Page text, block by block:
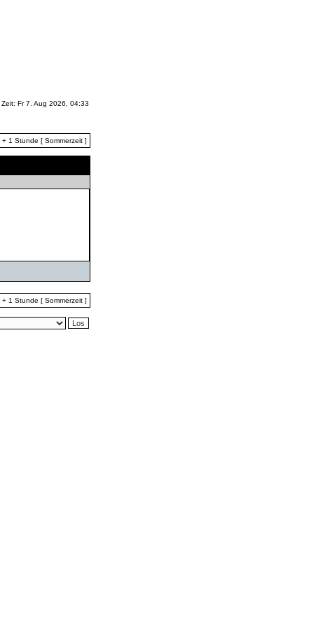
Fr 7. Aug 2026, 04:33
1 Stunde [ Sommerzeit ]
1 Stunde [ Sommerzeit ]